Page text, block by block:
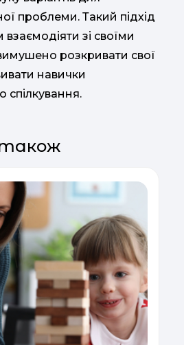
проблеми. Такий підхід
зі своїми
розкривати свої
навички
спілкування.